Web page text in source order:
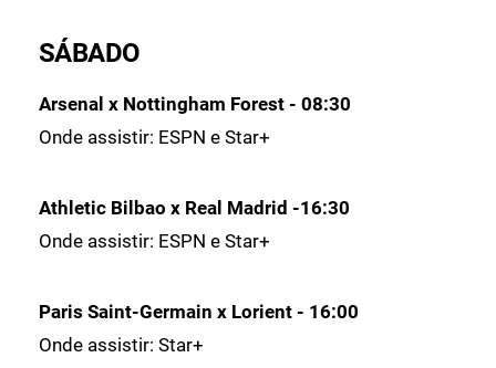
SÁBADO
Arsenal x Nottingham Forest - 08:30
Onde assistir: ESPN e Star+
Athletic Bilbao x Real Madrid -16:30
Onde assistir: ESPN e Star+
Paris Saint-Germain x Lorient - 16:00
Onde assistir: Star+